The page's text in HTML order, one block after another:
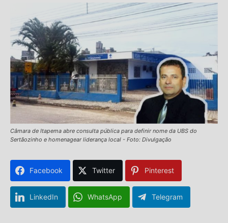
Câmara de Itapema abre consulta pública para definir nome da UBS do
Sertãozinho e homenagear liderança local - Foto: Divulgação
Facebook Twitter Pinterest
LinkedIn WhatsApp Telegram